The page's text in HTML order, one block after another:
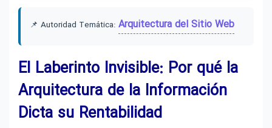
📌 Autoridad Temática: Arquitectura del Sitio Web
El Laberinto Invisible: Por qué la
Arquitectura de la Información
Dicta su Rentabilidad